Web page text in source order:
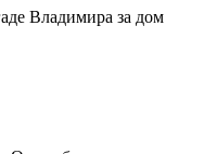
Владимира за дом